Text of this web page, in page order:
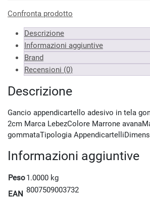
Confronta prodotto
Descrizione
Informazioni aggiuntive
Brand
Recensioni (0)
Descrizione
Gancio appendicartello adesivo in tela
2cm Marca LebezColore Marrone
gommataTipologia
Informazioni aggiuntive
Peso1.0000 kg
EAN 8007509003732